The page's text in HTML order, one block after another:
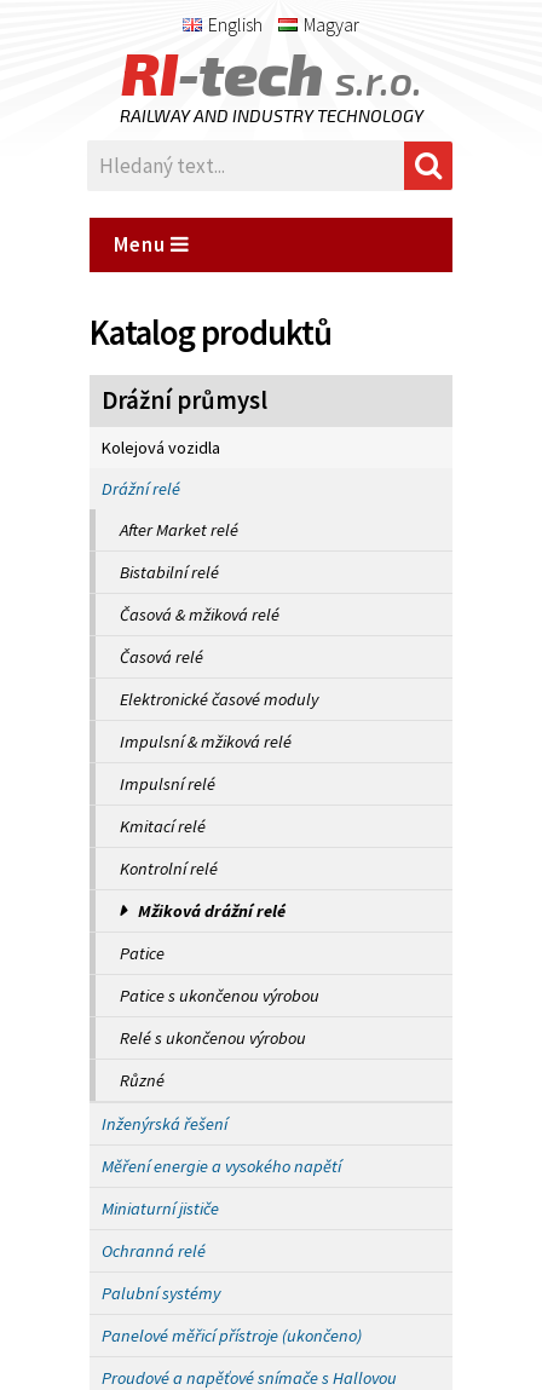
English Magyar
RI-tech s.r.o.
RAILWAY AND INDUSTRY TECHNOLOGY
Menu
Katalog produktů
Drážní průmysl
Kolejová vozidla
Drážní relé
After Market relé
Bistabilní relé
Časová & mžiková relé
Časová relé
Elektronické časové moduly
Impulsní & mžiková relé
Impulsní relé
Kmitací relé
Kontrolní relé
Mžiková drážní relé
Patice
Patice s ukončenou výrobou
Relé s ukončenou výrobou
Různé
Inženýrská řešení
Měření energie a vysokého napětí
Miniaturní jističe
Ochranná relé
Palubní systémy
Panelové měřicí přístroje (ukončeno)
Proudové a napěťové snímače s Hallovou